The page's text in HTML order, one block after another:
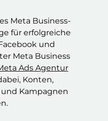
Meta Business-
für erfolgreiche
und
Meta Business
Ads Agentur
Konten,
und Kampagnen